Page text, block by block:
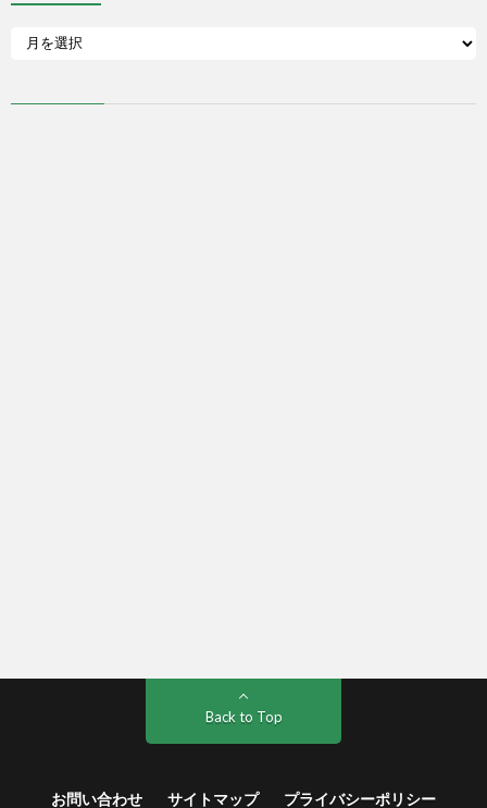
Back to Top
お問い合わせ サイトマップ プライバシーポリシー